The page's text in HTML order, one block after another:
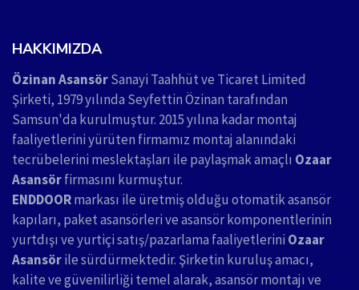
HAKKIMIZDA
Özinan AsansörSanayi Taahhüt ve Ticaret Limited
Şirketi, 1979 yılında Seyfettin Özinan tarafından
Samsun'da kurulmuştur. 2015 yılına kadar montaj
faaliyetlerini yürüten firmamız montaj alanındaki
tecrübelerini meslektaşları ile paylaşmak amaçlı Ozaar
Asansörfirmasını kurmuştur.
ENDDOORmarkası ile üretmiş olduğu otomatik asansör
kapıları, paket asansörleri ve asansör komponentlerinin
yurtdışı ve yurtiçi satış/pazarlama faaliyetlerini Ozaar
Asansörile sürdürmektedir. Şirketin kuruluş amacı,
kalite ve güvenilirliği temel alarak, asansör montajı ve